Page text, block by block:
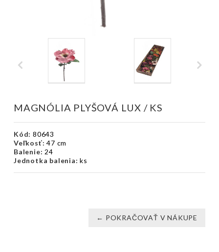
MAGNÓLIA PLYŠOVÁ LUX / KS
Kód: 80643
Veľkosť:47 cm
Balenie: 24
Jednotka balenia:ks
← POKRAČOVAŤ V NÁKUPE